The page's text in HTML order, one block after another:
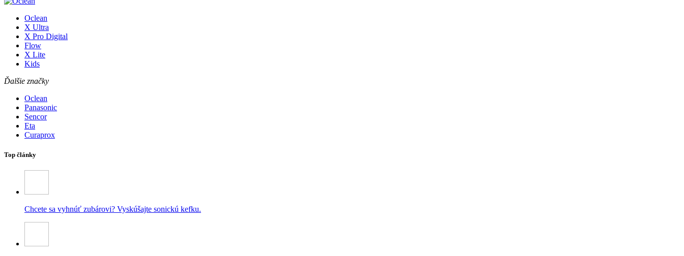
Oclean
X Ultra
X Pro Digital
Flow
X Lite
Kids
Ďalšie značky
Oclean
Panasonic
Sencor
Eta
Curaprox
Top články
Chcete sa vyhnúť zubárovi? Vyskúšajte sonickú kefku.